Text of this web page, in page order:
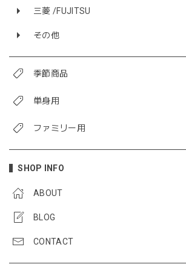
三菱 /FUJITSU
その他
季節商品
単身用
ファミリー用
SHOP INFO
ABOUT
BLOG
CONTACT